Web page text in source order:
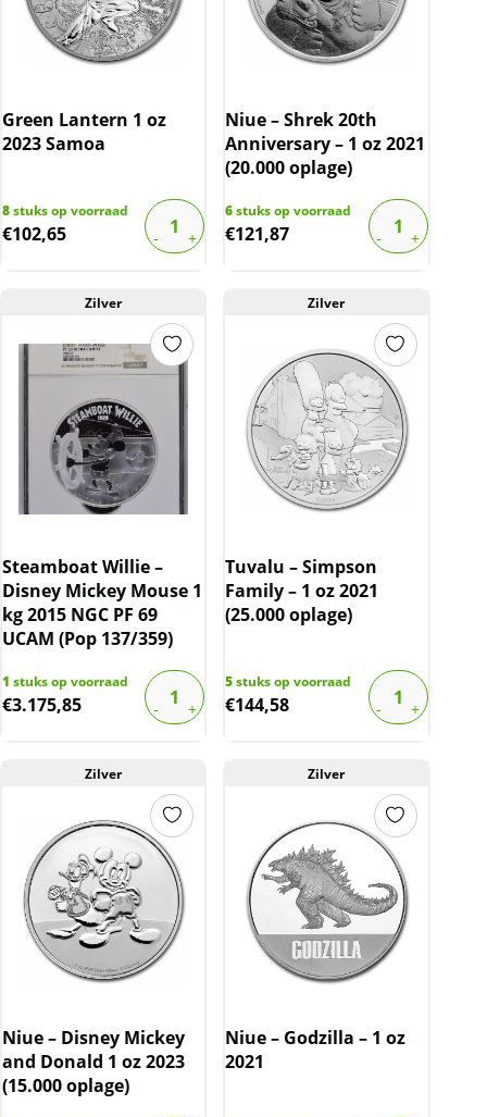
Green Lantern 1 oz
2023 Samoa
8stuks op voorraad
€102,65
Niue – Shrek 20th
Anniversary – 1 oz 2021
(20.000 oplage)
6stuks op voorraad
€121,87
Zilver
Steamboat Willie –
Disney Mickey Mouse 1
kg 2015 NGC PF 69
UCAM (Pop 137/359)
1 stuks op voorraad
€3.175,85
Zilver
Tuvalu – Simpson
Family – 1 oz 2021
(25.000 oplage)
5stuks op voorraad
€144,58
Zilver
Niue – Disney Mickey
and Donald 1 oz 2023
(15.000 oplage)
Zilver
Niue – Godzilla – 1 oz
2021